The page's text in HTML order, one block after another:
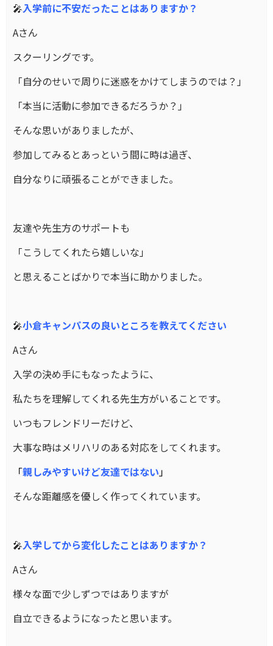
🎤入学前に不安だったことはありますか？
Aさん
スクーリングです。
「自分のせいで周りに迷惑をかけてしまうのでは？」
「本当に活動に参加できるだろうか？」
そんな思いがありましたが、
参加してみるとあっという間に時は過ぎ、
自分なりに頑張ることができました。
友達や先生方のサポートも
「こうしてくれたら嬉しいな」
と思えることばかりで本当に助かりました。
🎤小倉キャンパスの良いところを教えてください
Aさん
入学の決め手にもなったように、
私たちを理解してくれる先生方がいることです。
いつもフレンドリーだけど、
大事な時はメリハリのある対応をしてくれます。
「親しみやすいけど友達ではない」
そんな距離感を優しく作ってくれています。
🎤入学してから変化したことはありますか？
Aさん
様々な面で少しずつではありますが
自立できるようになったと思います。